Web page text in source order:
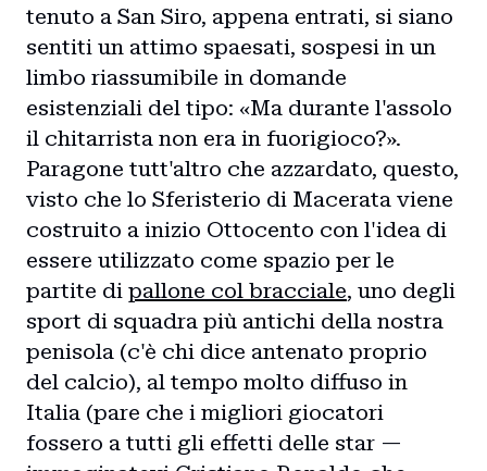
tenuto a San Siro, appena entrati, si siano
sentiti un attimo spaesati, sospesi in un
limbo riassumibile in domande
esistenziali del tipo: «Ma durante l'assolo
il chitarrista non era in fuorigioco?».
Paragone tutt'altro che azzardato, questo,
visto che lo Sferisterio di Macerata viene
costruito a inizio Ottocento con l'idea di
essere utilizzato come spazio per le
partite di pallone col bracciale, uno degli
sport di squadra più antichi della nostra
penisola (c'è chi dice antenato proprio
del calcio), al tempo molto diffuso in
Italia (pare che i migliori giocatori
fossero a tutti gli effetti delle star —